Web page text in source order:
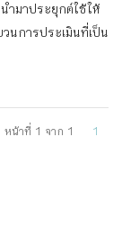
ามาประยุกต์ใช้ให้
นการประเมินที่เป็น
หน้าที่ 1 จาก 1 1